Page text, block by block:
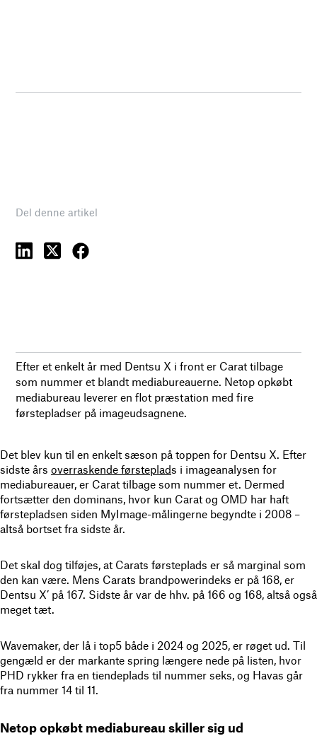
Del denne artikel
Efter et enkelt år med Dentsu X i front er Carat tilbage
som nummer et blandt mediabureauerne. Netop opkøbt
mediabureau leverer en flot præstation med fire
førstepladser på imageudsagnene.
Det blev kun til en enkelt sæson på toppen for Dentsu X. Efter
sidste års overraskende førsteplads i imageanalysen for
mediabureauer, er Carat tilbage som nummer et. Dermed
fortsætter den dominans, hvor kun Carat og OMD har haft
førstepladsen siden MyImage-målingerne begyndte i 2008 –
altså bortset fra sidste år.
Det skal dog tilføjes, at Carats førsteplads er så marginal som
den kan være. Mens Carats brandpowerindeks er på 168, er
Dentsu X’ på 167. Sidste år var de hhv. på 166 og 168, altså også
meget tæt.
Wavemaker, der lå i top5 både i 2024 og 2025, er røget ud. Til
gengæld er der markante spring længere nede på listen, hvor
PHD rykker fra en tiendeplads til nummer seks, og Havas går
fra nummer 14 til 11.
Netop opkøbt mediabureau skiller sig ud